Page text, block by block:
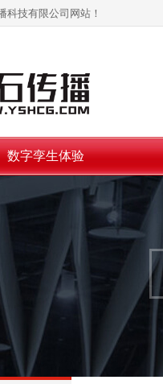
科技有限公司网站！
数字孪生体验